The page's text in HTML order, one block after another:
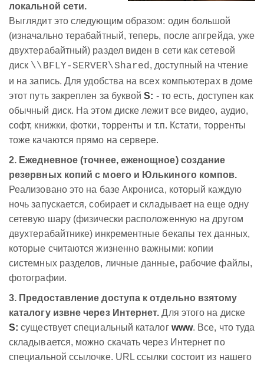
локальной сети.
Выглядит это следующим образом: один большой
(изначально терабайтный, теперь, после апгрейда, уже
двухтерабайтный) раздел виден в сети как сетевой
диск \\BFLY-SERVER\Shared, доступный на чтение
и на запись. Для удобства на всех компьютерах в доме
этот путь закреплен за буквойS: - то есть, доступен как
обычный диск. На этом диске лежит все видео, аудио,
софт, книжки, фотки, торренты и т.п. Кстати, торренты
тоже качаются прямо на сервере.
2. Ежедневное (точнее, еженощное) создание
резервных копий с моего и Юлькиного компов.
Реализовано это на базе Акрониса, который каждую
ночь запускается, собирает и складывает на еще одну
сетевую шару (физически расположенную на другом
двухтерабайтнике) инкрементные бекапы тех данных,
которые считаются жизненно важными: копии
системных разделов, личные данные, рабочие файлы,
фотографии.
3. Предоставление доступа к отдельно взятому
каталогу извне через Интернет. Для этого на диске
S: существует специальный каталог www. Все, что туда
складывается, можно скачать через Интернет по
специальной ссылочке. URL ссылки состоит из нашего